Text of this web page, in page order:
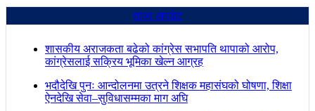
ताजा अपडेट
शासकीय अराजकता बढेको कांग्रेस सभापति थापाको आरोप,
कांग्रेसलाई सक्रिय भूमिका खेल्न आग्रह
भदौदेखि पुनः आन्दोलनमा उत्रने शिक्षक महासंघको घोषणा, शिक्षा
ऐनदेखि सेवा–सुविधासम्मका माग अघि